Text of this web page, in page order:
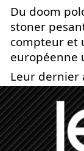
Du doom
stoner
compteur et
européenne
Leur dernier